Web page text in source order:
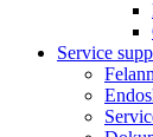
Service